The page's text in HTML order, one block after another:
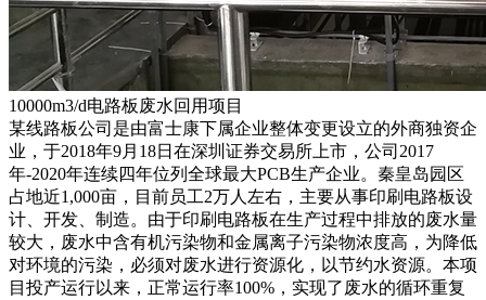
10000m3/d电路板废水回用项目
某线路板公司是由富士康下属企业整体变更设立的外商独资企
业，于2018年9月18日在深圳证券交易所上市，公司2017
年-2020年连续四年位列全球最大PCB生产企业。秦皇岛园区
占地近1,000亩，目前员工2万人左右，主要从事印刷电路板设
计、开发、制造。由于印刷电路板在生产过程中排放的废水量
较大，废水中含有机污染物和金属离子污染物浓度高，为降低
对环境的污染，必须对废水进行资源化，以节约水资源。本项
目投产运行以来，正常运行率100%，实现了废水的循环重复